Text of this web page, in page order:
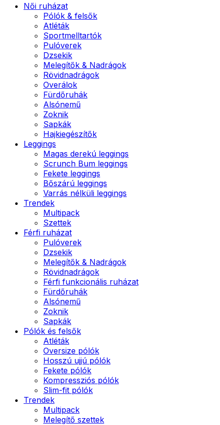
Női ruházat
Pólók & felsők
Atléták
Sportmelltartók
Pulóverek
Dzsekik
Melegítők & Nadrágok
Rövidnadrágok
Overálok
Fürdőruhák
Alsónemű
Zoknik
Sapkák
Hajkiegészítők
Leggings
Magas derekú leggings
Scrunch Bum leggings
Fekete leggings
Bőszárú leggings
Varrás nélküli leggings
Trendek
Multipack
Szettek
Férfi ruházat
Pulóverek
Dzsekik
Melegítők & Nadrágok
Rövidnadrágok
Férfi funkcionális ruházat
Fürdőruhák
Alsónemű
Zoknik
Sapkák
Pólók és felsők
Atléták
Oversize pólók
Hosszú ujjú pólók
Fekete pólók
Kompressziós pólók
Slim-fit pólók
Trendek
Multipack
Melegítő szettek